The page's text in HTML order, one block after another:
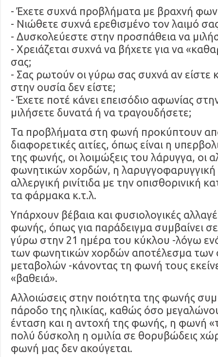
- Έχετε συχνά προβλήματα με βραχνή
- Νιώθετε συχνά ερεθισμένο τον λαιμό
- Δυσκολεύεστε στην προσπάθεια να
- Χρειάζεται συχνά να βήχετε για να
σας;
- Σας ρωτούν οι γύρω σας συχνά αν είστε
στην ουσία δεν είστε;
- Έχετε ποτέ κάνει επεισόδιο αφωνίας
μιλήσετε δυνατά ή να τραγουδήσετε;
Τα προβλήματα στη φωνή προκύπτουν
διαφορετικές αιτίες, όπως είναι η
της φωνής, οι λοιμώξεις του λάρυγγα, οι
φωνητικών χορδών, η λαρυγγοφαρυγγική
αλλεργική ρινίτιδα με την οπισθορινική
τα φάρμακα κ.τ.λ.
Υπάρχουν βέβαια και φυσιολογικές
φωνής, όπως για παράδειγμα συμβαίνει σε
γύρω στην 21 ημέρα του κύκλου -λόγω
των φωνητικών χορδών αποτέλεσμα των
μεταβολών -κάνοντας τη φωνή τους
«βαθειά».
Αλλοιώσεις στην ποιότητα της φωνής
πάροδο της ηλικίας, καθώς όσο
ένταση και η αντοχή της φωνής, η φωνή
πολύ δύσκολη η ομιλία σε θορυβώδεις
φωνή μας δεν ακούγεται.